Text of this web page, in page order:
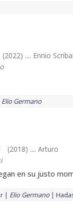
(2022) .... Ennio
Elio Germano
(2018) .... Arturo
en su justo
Elio Germano